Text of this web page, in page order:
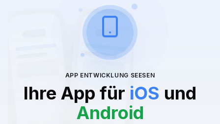
APP ENTWICKLUNG SEESEN
Ihre App für iOS und
Android